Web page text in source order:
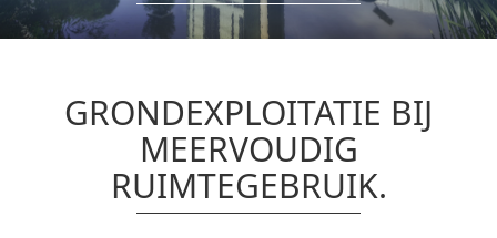
GRONDEXPLOITATIE BIJ
MEERVOUDIG
RUIMTEGEBRUIK.